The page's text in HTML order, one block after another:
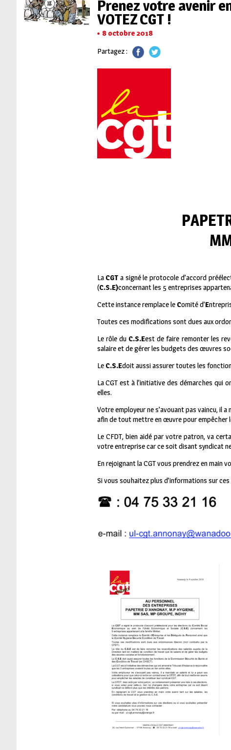
Prenez votre avenir
VOTEZ CGT !
8 octobre 2018
Partagez :
La CGTa signé le protocole d’accord
(C.S.E)concernant les 5 entreprises
Cette instance remplace le Comité d’E
Toutes ces modifications sont dues aux
Le rôle du C.S.Eest de faire remonter les
salaire et de gérer les budgets des œuvres
Le C.S.Edoit aussi assurer toutes les
La CGT est à l’initiative des démarches qui
elles.
Votre employeur ne s’avouant pas vaincu, il
afin de tout mettre en œuvre pour empêcher
Le CFDT, bien aidé par votre patron, va
votre entreprise car ce soit disant syndicat
En rejoignant la CGT vous prendrez en main
Si vous souhaitez plus d’informations sur